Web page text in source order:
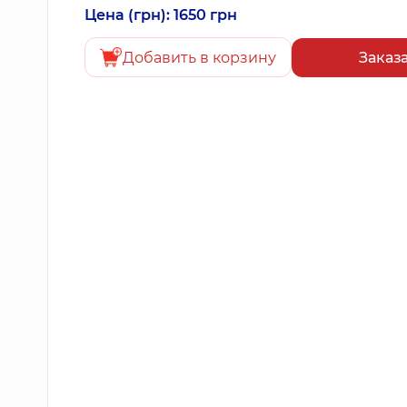
Цена (грн): 1650 грн
Добавить в корзину